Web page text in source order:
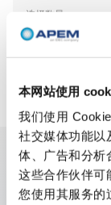
本网站使用
我们使用
社交媒体功能以
体、广告和分析
这些合作伙伴可
您使用其服务的
选择数量
主要特点